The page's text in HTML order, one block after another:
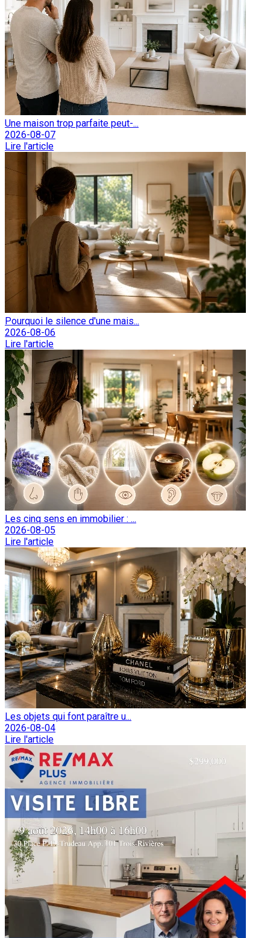
Une maison trop parfaite peut-...
2026-08-07
Lire l'article
Pourquoi le silence d'une mais...
2026-08-06
Lire l'article
Les cinq sens en immobilier : ...
2026-08-05
Lire l'article
Les objets qui font paraître u...
2026-08-04
Lire l'article